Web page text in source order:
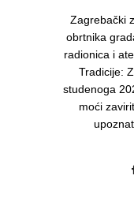
Zagrebački
obrtnika
radionica i
Tradicije:
studenoga
moći